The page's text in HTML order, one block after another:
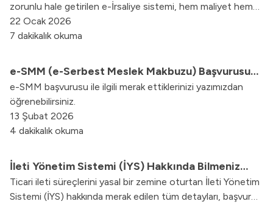
zorunlu hale getirilen e-İrsaliye sistemi, hem maliyet hem
de operasyonel kolaylık sağlar. Bu yazımızda, e-İrsaliye
başvuru sürecinin detaylarını sizlerle paylaşacağız.
22 Ocak 2026
7 dakikalık okuma
e-SMM (e-Serbest Meslek Makbuzu) Başvurusu
Nasıl Yapılır?
e-SMM başvurusu ile ilgili merak ettiklerinizi yazımızdan
öğrenebilirsiniz.
13 Şubat 2026
4 dakikalık okuma
İleti Yönetim Sistemi (İYS) Hakkında Bilmeniz
Gerekenler
Ticari ileti süreçlerini yasal bir zemine oturtan İleti Yönetim
Sistemi (İYS) hakkında merak edilen tüm detayları, başvuru